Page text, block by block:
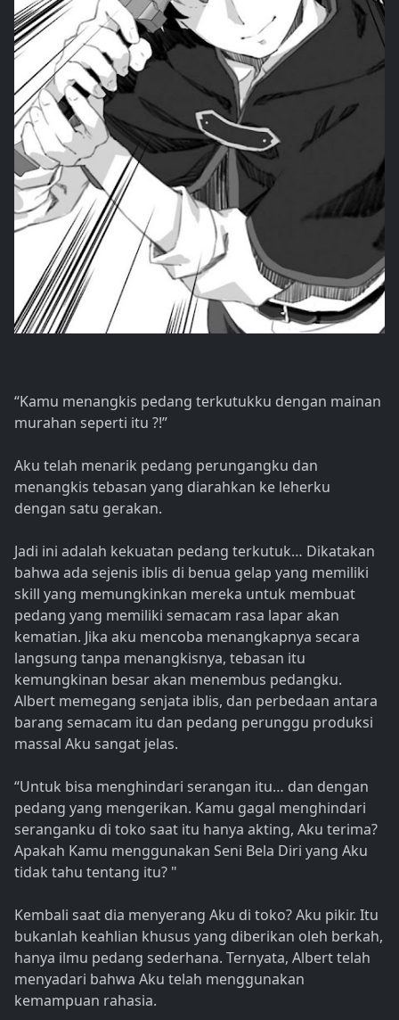
“Kamu menangkis pedang terkutukku dengan mainan
murahan seperti itu ?!”
Aku telah menarik pedang perungangku dan
menangkis tebasan yang diarahkan ke leherku
dengan satu gerakan.
Jadi ini adalah kekuatan pedang terkutuk… Dikatakan
bahwa ada sejenis iblis di benua gelap yang memiliki
skill yang memungkinkan mereka untuk membuat
pedang yang memiliki semacam rasa lapar akan
kematian. Jika aku mencoba menangkapnya secara
langsung tanpa menangkisnya, tebasan itu
kemungkinan besar akan menembus pedangku.
Albert memegang senjata iblis, dan perbedaan antara
barang semacam itu dan pedang perunggu produksi
massal Aku sangat jelas.
“Untuk bisa menghindari serangan itu… dan dengan
pedang yang mengerikan. Kamu gagal menghindari
seranganku di toko saat itu hanya akting, Aku terima?
Apakah Kamu menggunakan Seni Bela Diri yang Aku
tidak tahu tentang itu? "
Kembali saat dia menyerang Aku di toko? Aku pikir. Itu
bukanlah keahlian khusus yang diberikan oleh berkah,
hanya ilmu pedang sederhana. Ternyata, Albert telah
menyadari bahwa Aku telah menggunakan
kemampuan rahasia.